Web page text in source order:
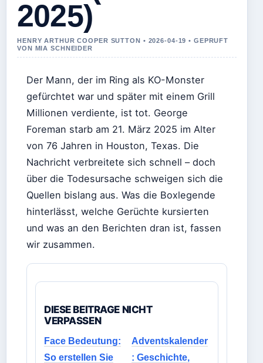
2025)
HENRY ARTHUR COOPER SUTTON • 2026-04-19 • GEPRUFT
VON MIA SCHNEIDER
Der Mann, der im Ring als KO-Monster
gefürchtet war und später mit einem Grill
Millionen verdiente, ist tot. George
Foreman starb am 21. März 2025 im Alter
von 76 Jahren in Houston, Texas. Die
Nachricht verbreitete sich schnell – doch
über die Todesursache schweigen sich die
Quellen bislang aus. Was die Boxlegende
hinterlässt, welche Gerüchte kursierten
und was an den Berichten dran ist, fassen
wir zusammen.
DIESE BEITRAGE NICHT
VERPASSEN
Face Bedeutung:
So erstellen Sie
Adventskalender
: Geschichte,